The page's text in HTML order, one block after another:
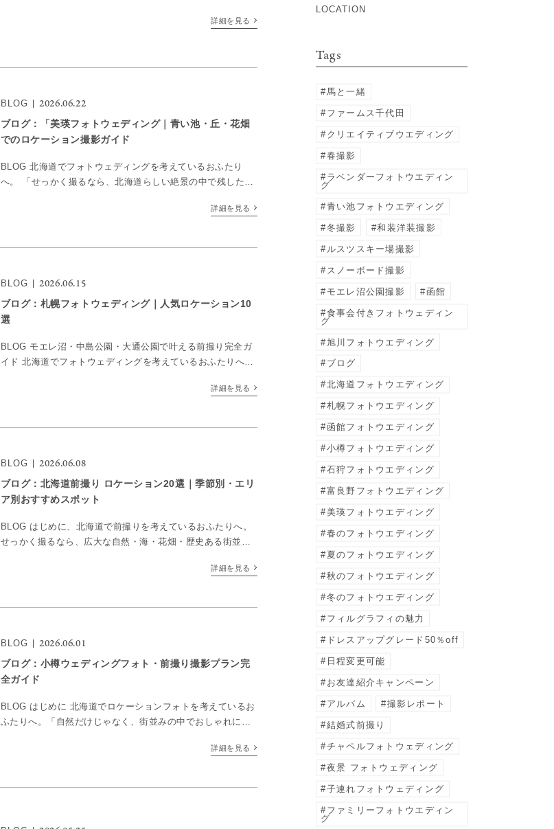
指輪も持って行った方がいい？」「指輪ショットって必 […]
詳細を見る
BLOG 2026.06.22
ブログ：「美瑛フォトウェディング｜青い池・丘・花畑
でのロケーション撮影ガイド
BLOG 北海道でフォトウェディングを考えているおふたり
へ。 「せっかく撮るなら、北海道らしい絶景の中で残した
ウェディングです。どこまでも続く丘の風景。季節ごとに彩
詳細を見る
BLOG 2026.06.15
ブログ：札幌フォトウェディング｜人気ロケーション10
選
BLOG モエレ沼・中島公園・大通公園で叶える前撮り完全ガ
イド 北海道でフォトウェディングを考えているおふたりへ。
ンス。そのすべてを兼ね備えているのが、札幌フォトウェ
詳細を見る
BLOG 2026.06.08
ブログ：北海道前撮り ロケーション20選｜季節別・エリ
ア別おすすめスポット
BLOG はじめに、北海道で前撮りを考えているおふたりへ。
せっかく撮るなら、広大な自然・海・花畑・歴史ある街並み
道はエリアごとに景色が大きく変わり、季節によって […]
詳細を見る
BLOG 2026.06.01
ブログ：小樽ウェディングフォト・前撮り撮影プラン完
全ガイド
BLOG はじめに 北海道でロケーションフォトを考えているお
ふたりへ。「自然だけじゃなく、街並みの中でおしゃれに撮
んな方に選ばれているのが、小樽フォトウェディングです
詳細を見る
LOCATION
Tags
馬と一緒
ファームス千代田
クリエイティブウエディング
春撮影
ラベンダーフォトウエディン
グ
青い池フォトウエディング
冬撮影 和装洋装撮影
ルスツスキー場撮影
スノーボード撮影
モエレ沼公園撮影 函館
食事会付きフォトウェディン
グ
旭川フォトウエディング
ブログ
北海道フォトウエディング
札幌フォトウエディング
函館フォトウエディング
小樽フォトウエディング
石狩フォトウエディング
富良野フォトウエディング
美瑛フォトウエディング
春のフォトウエディング
夏のフォトウエディング
秋のフォトウエディング
冬のフォトウエディング
フィルグラフィの魅力
ドレスアップグレード50％off
日程変更可能
お友達紹介キャンペーン
アルバム 撮影レポート
結婚式前撮り
チャペルフォトウェディング
夜景 フォトウェディング
子連れフォトウェディング
ファミリーフォトウエディン
グ